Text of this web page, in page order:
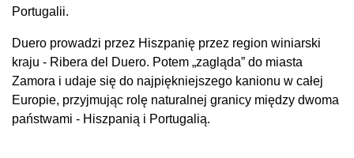
Portugalii.
Duero prowadzi przez Hiszpanię przez region winiarski
kraju - Ribera del Duero. Potem „zagląda” do miasta
Zamora i udaje się do najpiękniejszego kanionu w całej
Europie, przyjmując rolę naturalnej granicy między dwoma
państwami - Hiszpanią i Portugalią.